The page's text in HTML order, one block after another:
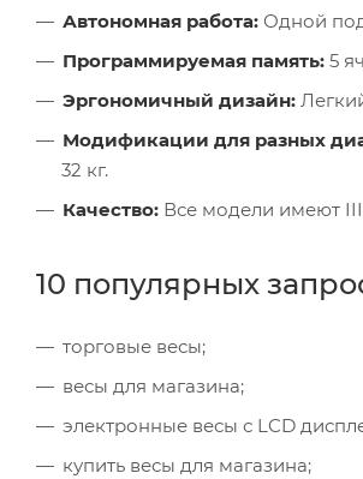
Автономная работа: Одной
Программируемая память: 5
Эргономичный дизайн:
Модификации для разных
32 кг.
Качество: Все модели имеют III
10 популярных
торговые весы;
весы для магазина;
электронные весы с LCD
купить весы для магазина;